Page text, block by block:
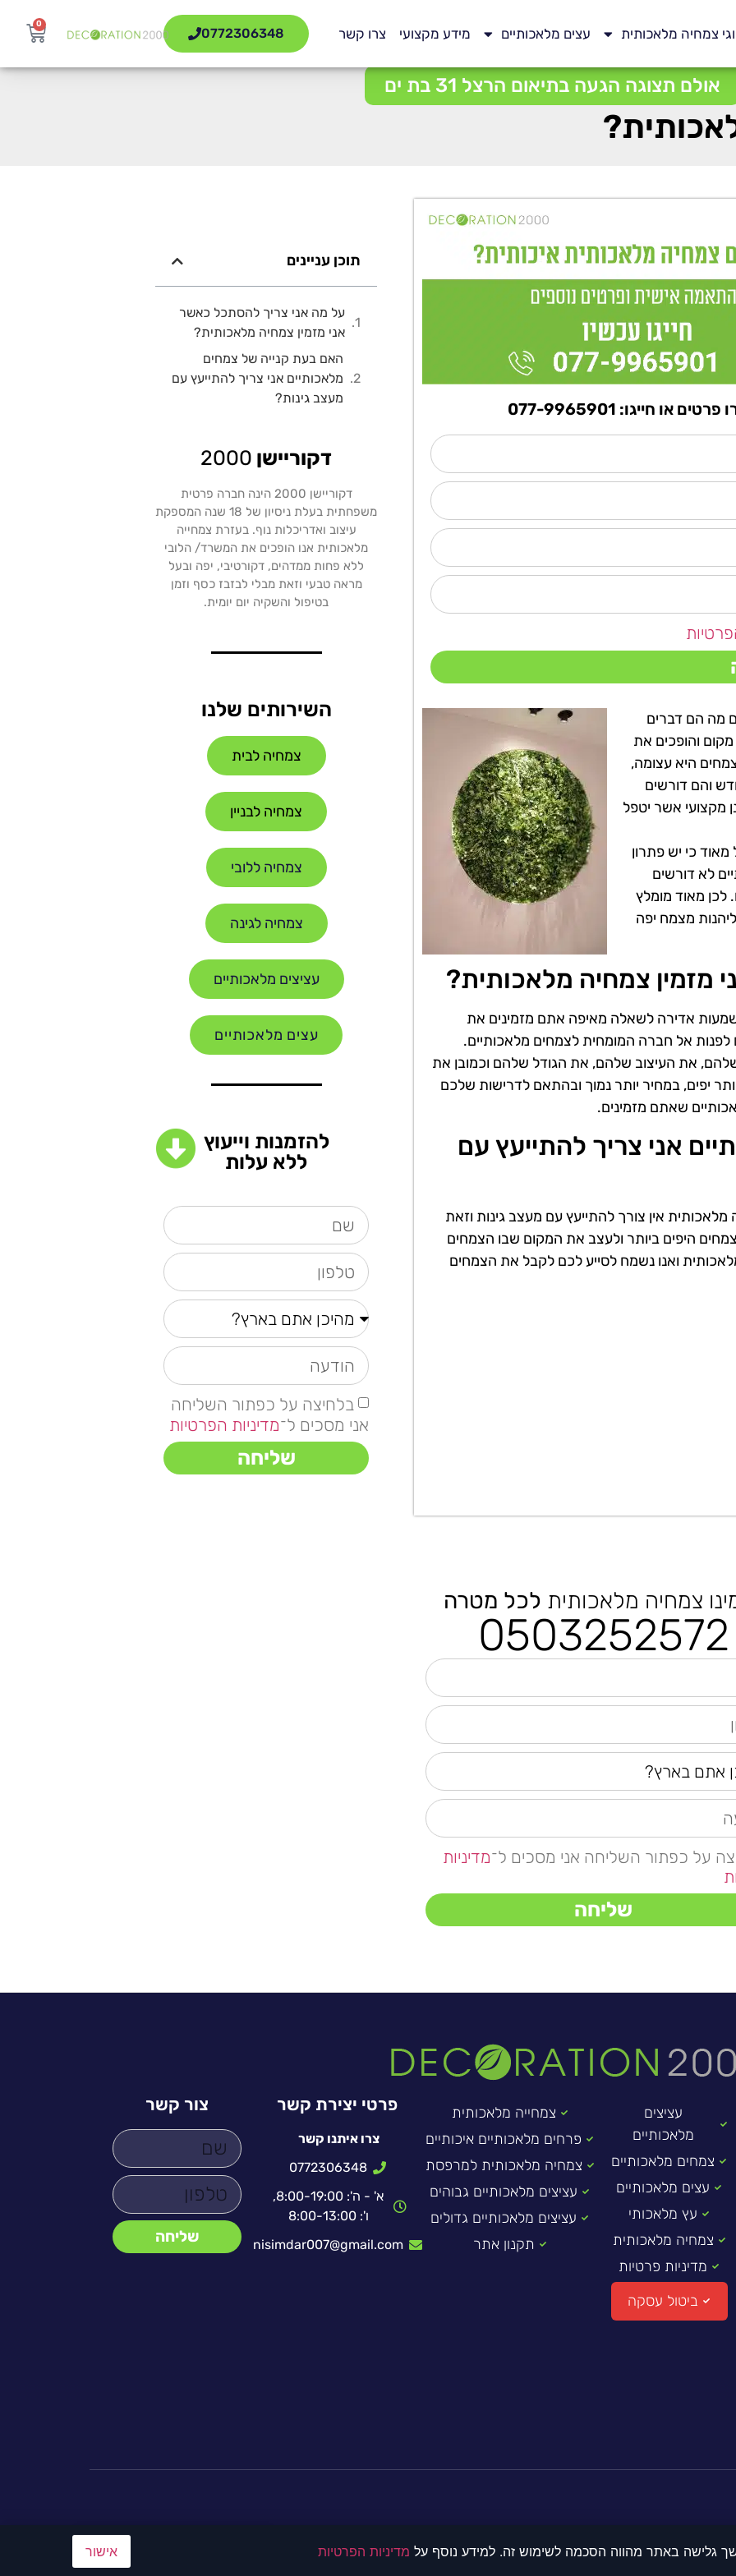
מדיניות הפרטיות אישור
צמחיה מלאכותית עצים מלאכותיים מידע מקצועי צרו קשר 0772306348
0
אולם תצוגה הגעה בתיאום הרצל 31 בת ים
חייגו: 077-9965901
מה הם דברים
והופכים את
היא עצומה,
והם דורשים
מקצועי אשר יטפל
כי יש פתרון
לא דורשים
לכן מאוד מומלץ
מצמח יפה
מזמין צמחיה מלאכותית?
אדירה לשאלה מאיפה אתם מזמינים את
אל חברה המומחית לצמחים מלאכותיים.
את העיצוב שלהם, את הגודל שלהם וכמובן את
יפים, במחיר יותר נמוך ובהתאם לדרישות שלכם
שאתם מזמינים.
אני צריך להתייעץ עם
אין צורך להתייעץ עם מעצב גינות וזאת
היפים ביותר ולעצב את המקום שבו הצמחים
מלאכותית ואנו נשמח לסייע לכם לקבל את הצמחים
תוכן עניינים
על מה אני צריך להסתכל כאשר
אני מזמין צמחיה מלאכותית?
האם בעת קנייה של צמחים
מלאכותיים אני צריך להתייעץ עם
מעצב גינות?
דקוריישן 2000
דקוריישן 2000 הינה חברה פרטית
משפחתית בעלת ניסיון של 18 שנה המספקת
עיצוב ואדריכלות נוף. בעזרת צמחייה
מלאכותית אנו הופכים את המשרד/ הלובי
ללא פחות ממדהים, דקורטיבי, יפה ובעל
מראה טבעי וזאת מבלי לבזבז כסף וזמן
בטיפול והשקיה יום יומית.
השירותים שלנו
צמחיה לבית
צמחיה לבניין
צמחיה ללובי
צמחיה לגינה
עציצים מלאכותיים
עצים מלאכותיים
להזמנות וייעוץ
ללא עלות
בלחיצה על כפתור השליחה
אני מסכים ל־מדיניות הפרטיות
שליחה
צמחיה מלאכותית לכל מטרה
0503252572
על כפתור השליחה אני מסכים ל־מדיניות
שליחה
עציצים
מלאכותיים
צמחים מלאכותיים
עצים מלאכותיים
עץ מלאכותי
צמחיה מלאכותית
מדיניות פרטיות
ביטול עסקה
צמחייה מלאכותית
פרחים מלאכותיים איכותיים
צמחיה מלאכותית למרפסת
עציצים מלאכותיים גבוהים
עציצים מלאכותיים גדולים
תקנון אתר
פרטי יצירת קשר
צרו איתנו קשר
0772306348
א' - ה': 8:00-19:00,
ו': 8:00-13:00
nisimdar007@gmail.com
צור קשר
שליחה
© כל הזכויות שמורות לדקו 2000